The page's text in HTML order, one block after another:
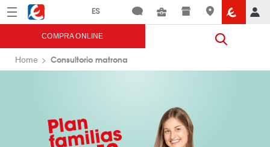
Menú Eroski
COMPRA ONLINE
Home Consultorio matrona